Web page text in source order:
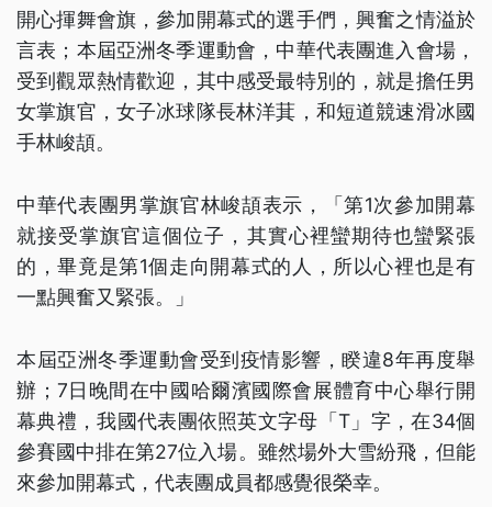
開心揮舞會旗，參加開幕式的選手們，興奮之情溢於
言表；本屆亞洲冬季運動會，中華代表團進入會場，
受到觀眾熱情歡迎，其中感受最特別的，就是擔任男
女掌旗官，女子冰球隊長林洋萁，和短道競速滑冰國
手林峻頡。
中華代表團男掌旗官林峻頡表示，「第1次參加開幕
就接受掌旗官這個位子，其實心裡蠻期待也蠻緊張
的，畢竟是第1個走向開幕式的人，所以心裡也是有
一點興奮又緊張。」
本屆亞洲冬季運動會受到疫情影響，睽違8年再度舉
辦；7日晚間在中國哈爾濱國際會展體育中心舉行開
幕典禮，我國代表團依照英文字母「T」字，在34個
參賽國中排在第27位入場。雖然場外大雪紛飛，但能
來參加開幕式，代表團成員都感覺很榮幸。